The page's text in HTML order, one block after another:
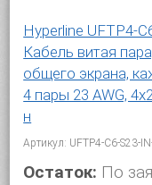
Hyperline UFTP4-
Кабель витая
общего экрана,
4 пары 23 AWG,
н
Артикул: UFTP4-C6-S23-
Остаток: По